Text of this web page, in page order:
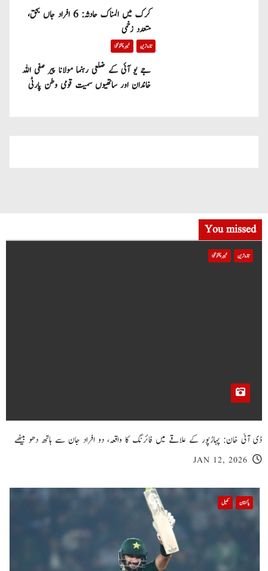
کرک میں المناک حادثہ: 6 افراد جاں بحق،
متعدد زخمی
تازہ ترین خیبر پختونخوا
جے یو آئی کے ضلعی رہنما مولانا پیر صفی اللہ
خاندان اور ساتھیوں سمیت قومی وطن پارٹی
You missed
تازہ ترین خیبر پختونخوا
ڈی آئی خان: پہاڑپور کے علاقے میں فائرنگ کا واقعہ، دو افراد جان سے ہاتھ دھو بیٹھے
JAN 12, 2026
پاکستان کھیل